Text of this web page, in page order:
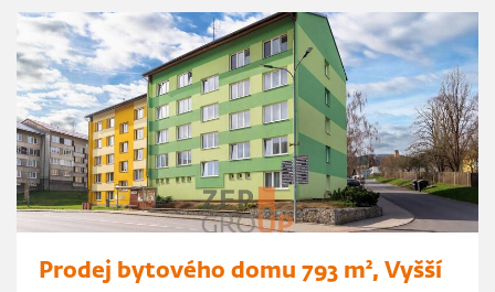
Prodej bytového domu 793 m², Vyšší